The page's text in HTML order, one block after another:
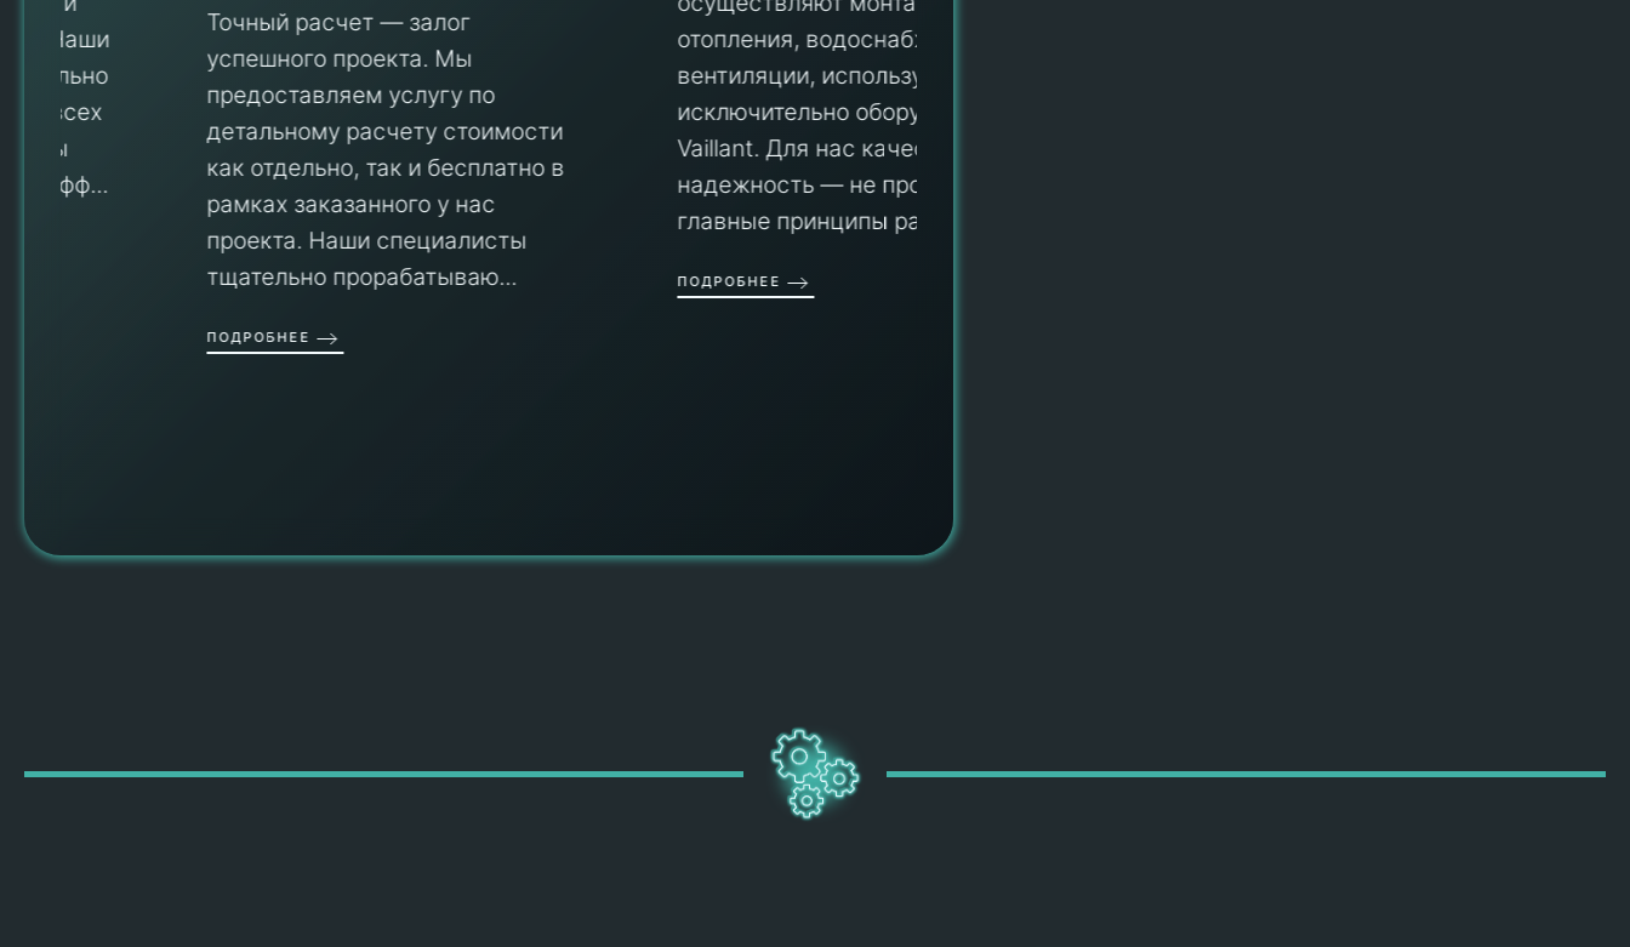
Точный расчет — залог
успешного проекта. Мы
предоставляем услугу по
детальному расчету стоимости
как отдельно, так и бесплатно в
рамках заказанного у нас
проекта. Наши специалисты
тщательно прорабатываю...
отопления, водоснабжения и
вентиляции, используя
исключительно оборудование
Vaillant. Для нас качество и
надежность — не просто слова, а
главные принципы ра...